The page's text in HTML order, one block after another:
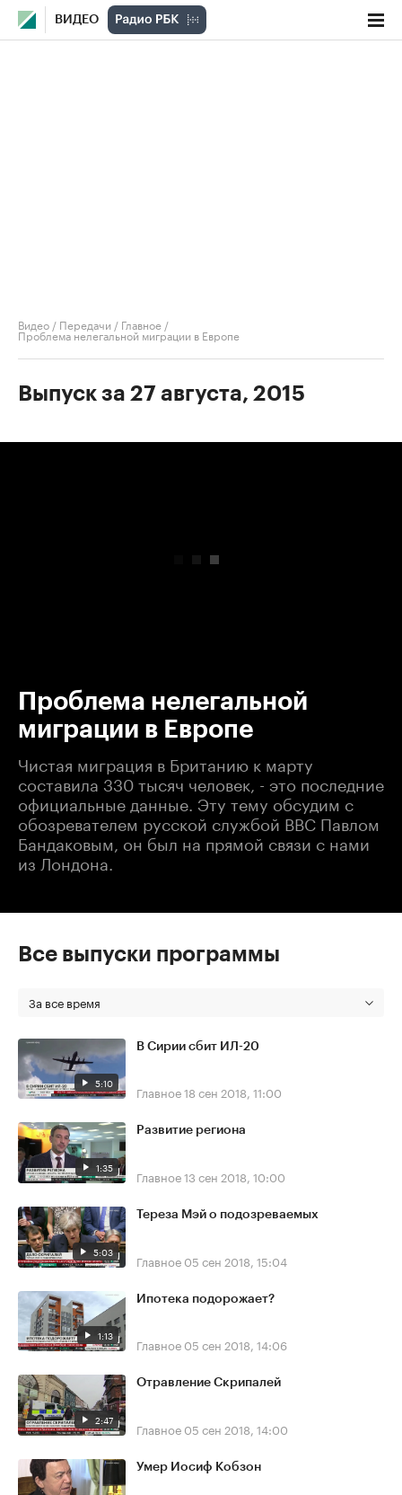
ВИДЕО
Видео / Передачи / Главное /
Проблема нелегальной миграции в Европе
Выпуск за 27 августа, 2015
Проблема нелегальной
миграции в Европе
Чистая миграция в Британию к марту
составила 330 тысяч человек, - это последние
официальные данные. Эту тему обсудим с
обозревателем русской службой BBC Павлом
Бандаковым, он был на прямой связи с нами
из Лондона.
Все выпуски программы
За все время
5:10
В Сирии сбит ИЛ-20
Главное18 сен 2018, 11:00
1:35
Развитие региона
Главное13 сен 2018, 10:00
5:03
Тереза Мэй о подозреваемых
Главное 05 сен 2018, 15:04
1:13
Ипотека подорожает?
Главное 05 сен 2018, 14:06
2:47
Отравление Скрипалей
Главное 05 сен 2018, 14:00
Умер Иосиф Кобзон